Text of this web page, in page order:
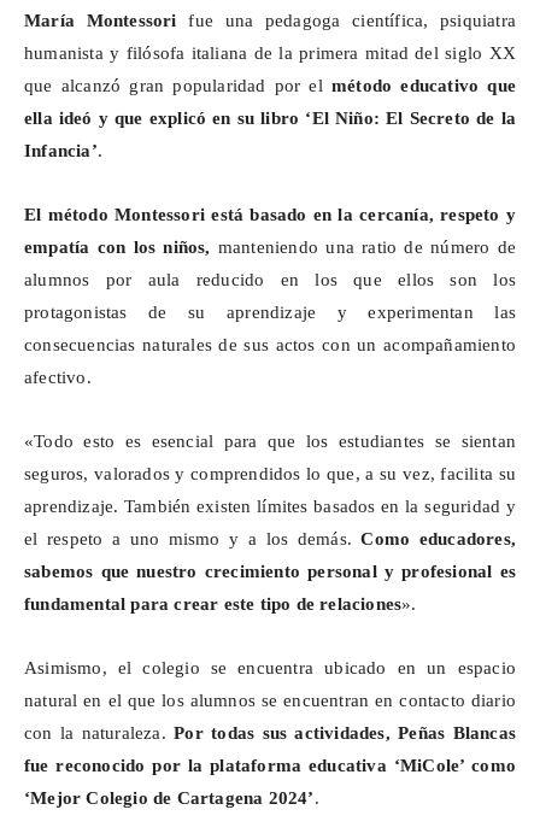
María Montessori fue una pedagoga científica, psiquiatra
humanista y filósofa italiana de la primera mitad del siglo XX
que alcanzó gran popularidad por elmétodo educativo que
ella ideó y que explicó en su libro ‘El Niño: El Secreto de la
Infancia’.
El método Montessori está basado en la cercanía, respeto y
empatía con los niños, manteniendo una ratio de número de
alumnos por aula reducido en los que ellos son los
protagonistas de su aprendizaje y experimentan las
consecuencias naturales de sus actos con un acompañamiento
afectivo.
«Todo esto es esencial para que los estudiantes se sientan
seguros, valorados y comprendidos lo que, a su vez, facilita su
aprendizaje. También existen límites basados en la seguridad y
el respeto a uno mismo y a los demás. Como educadores,
sabemos que nuestro crecimiento personal y profesional es
fundamental para crear este tipo de relaciones».
Asimismo, el colegio se encuentra ubicado en un espacio
natural en el que los alumnos se encuentran en contacto diario
con la naturaleza.Por todas sus actividades, Peñas Blancas
fue reconocido por la plataforma educativa ‘MiCole’ como
‘Mejor Colegio de Cartagena 2024’.